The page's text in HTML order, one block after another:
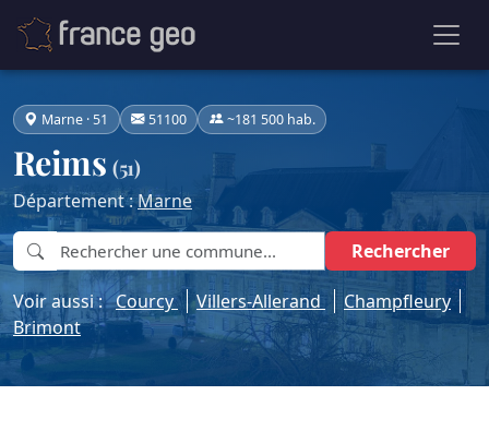
Marne · 51 51100 ~181 500 hab.
Reims(51)
Département :Marne
Rechercher
Voir aussi :Courcy Villers-Allerand
Champfleury
Brimont